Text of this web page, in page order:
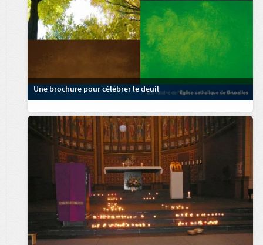
Une brochure pour célébrer le deuil